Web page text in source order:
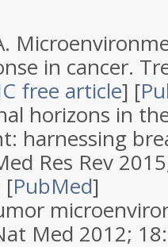
in cancer.
free article] [
horizons in
harnessing
Res Rev
[PubMed]
Med 2012; 18